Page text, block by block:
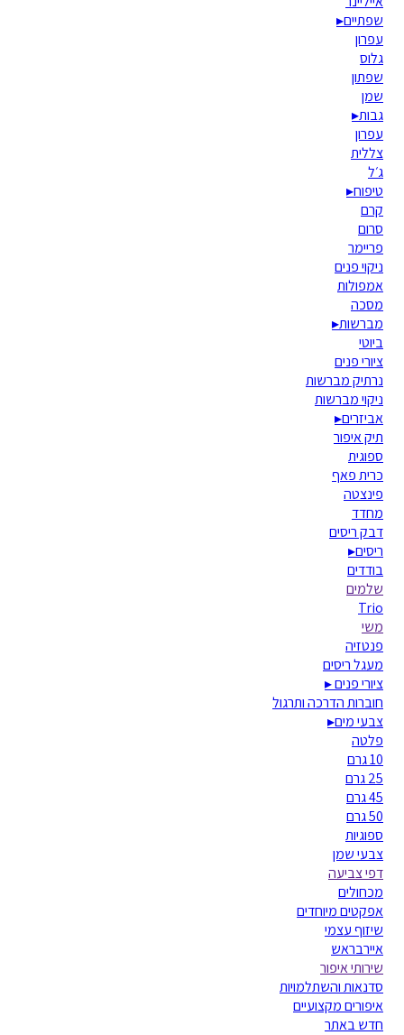
שפתיים▸
עפרון
גלוס
שפתון
שמן
גבות▸
עפרון
צללית
ג׳ל
טיפוח▸
קרם
סרום
פריימר
ניקוי פנים
אמפולות
מסכה
מברשות▸
ביוטי
ציורי פנים
נרתיק מברשות
ניקוי מברשות
אביזרים▸
תיק איפור
ספוגית
כרית פאף
פינצטה
מחדד
דבק ריסים
ריסים▸
בודדים
שלמים
Trio
משי
פנטזיה
מעגל ריסים
ציורי פנים▸
חוברות הדרכה ותרגול
צבעי מים▸
פלטה
10 גרם
25 גרם
45 גרם
50 גרם
ספוגיות
צבעי שמן
דפי צביעה
מכחולים
אפקטים מיוחדים
שיזוף עצמי
איירבראש
שירותי איפור
סדנאות והשתלמויות
איפורים מקצועיים
חדש באתר